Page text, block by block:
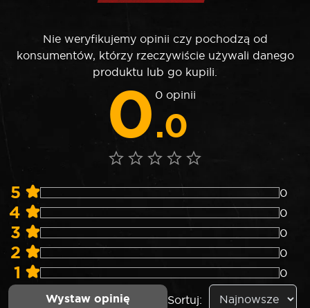
Nie weryfikujemy opinii czy pochodzą od
konsumentów, którzy rzeczywiście używali danego
produktu lub go kupili.
0.0
0 opinii
5 0
4 0
3 0
2 0
1 0
Wystaw opinię Sortuj: